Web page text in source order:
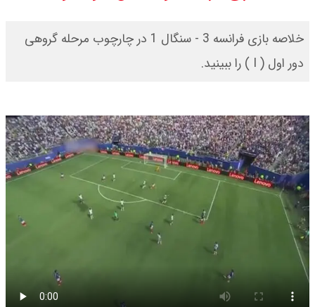
مرداد ۱۴۰۵ / سکه پارسیان ۱۰۰ سوتی
چند ؟ جدول
خلاصه بازی فرانسه 3 - سنگال 1 در چارچوب مرحله گروهی
دور اول ( I ) را ببینید.